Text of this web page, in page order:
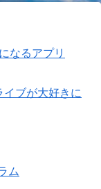
なるアプリ
ブが大好きに
ム